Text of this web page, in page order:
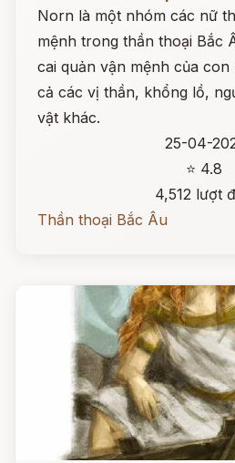
Norn là một nhóm các nữ
mệnh trong thần thoại Bắc
cai quản vận mệnh của
cả các vị thần, khổng lồ,
vật khác.
25-04-
⭐ 4.8
4,512 lượt
Thần thoại Bắc Âu